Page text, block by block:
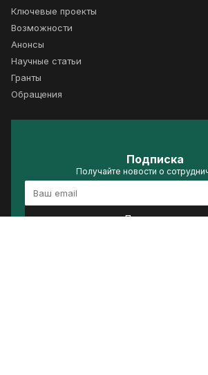
Ключевые проекты
Возможности
Анонсы
Научные статьи
Гранты
Обращения
Подписка
Получайте новости о
Подписаться